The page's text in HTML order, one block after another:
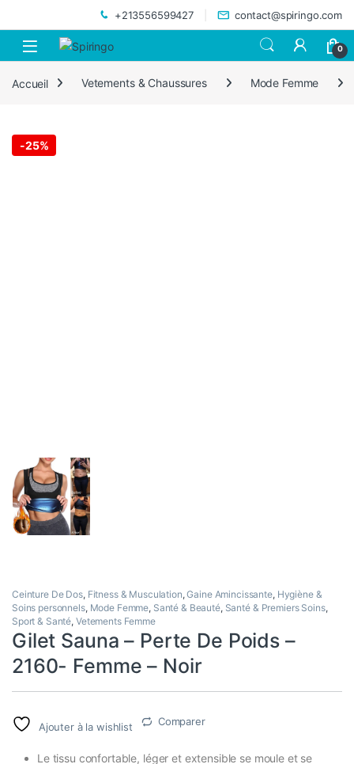
+213556599427 contact@spiringo.com
0
Accueil Vetements & Chaussures Mode Femme
-25%
Ceinture De Dos, Fitness & Musculation,Gaine Amincissante, Hygiène &
Soins personnels, Mode Femme, Santé & Beauté, Santé & Premiers Soins,
Sport & Santé, Vetements Femme
Gilet Sauna – Perte De Poids –
2160- Femme – Noir
Ajouter à la wishlist Comparer
Le tissu confortable, léger et extensible se moule et se